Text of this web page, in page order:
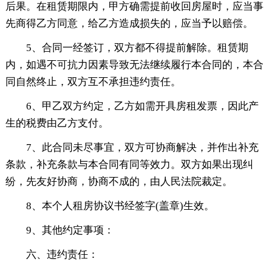
后果。在租赁期限内，甲方确需提前收回房屋时，应当事
先商得乙方同意，给乙方造成损失的，应当予以赔偿。
5、合同一经签订，双方都不得提前解除。租赁期
内，如遇不可抗力因素导致无法继续履行本合同的，本合
同自然终止，双方互不承担违约责任。
6、甲乙双方约定，乙方如需开具房租发票，因此产
生的税费由乙方支付。
7、此合同未尽事宜，双方可协商解决，并作出补充
条款，补充条款与本合同有同等效力。双方如果出现纠
纷，先友好协商，协商不成的，由人民法院裁定。
8、本个人租房协议书经签字(盖章)生效。
9、其他约定事项：
六、违约责任：